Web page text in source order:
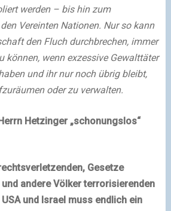
werden – bis hin zum
Vereinten Nationen. Nur so kann
den Fluch durchbrechen, immer
können, wenn exzessive Gewalttäter
und ihr nur noch übrig bleibt,
oder zu verwalten.
Hetzinger „schonungslos“
Gesetze
andere Völker terrorisierenden
und Israel muss endlich ein